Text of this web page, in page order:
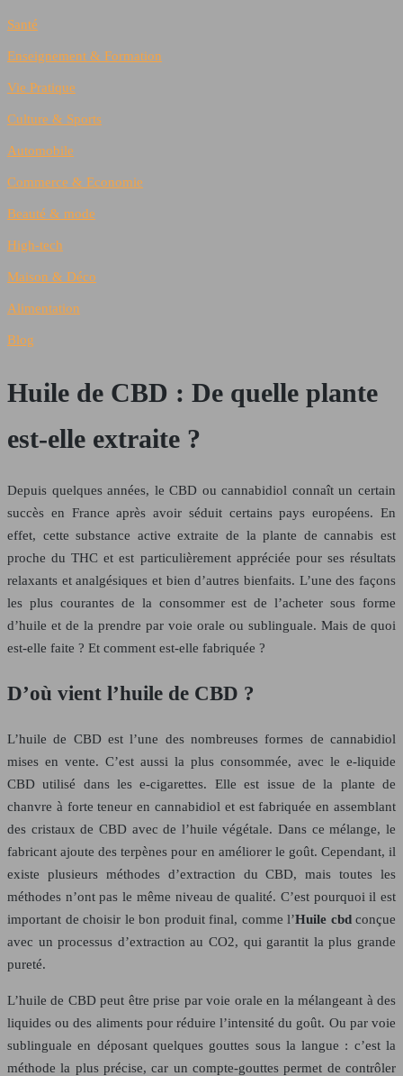
Santé
Enseignement & Formation
Vie Pratique
Culture & Sports
Automobile
Commerce & Economie
Beauté & mode
High-tech
Maison & Déco
Alimentation
Blog
Huile de CBD : De quelle plante
est-elle extraite ?
Depuis quelques années, le CBD ou cannabidiol connaît un certain
succès en France après avoir séduit certains pays européens. En
effet, cette substance active extraite de la plante de cannabis est
proche du THC et est particulièrement appréciée pour ses résultats
relaxants et analgésiques et bien d’autres bienfaits. L’une des façons
les plus courantes de la consommer est de l’acheter sous forme
d’huile et de la prendre par voie orale ou sublinguale. Mais de quoi
est-elle faite ? Et comment est-elle fabriquée ?
D’où vient l’huile de CBD ?
L’huile de CBD est l’une des nombreuses formes de cannabidiol
mises en vente. C’est aussi la plus consommée, avec le e-liquide
CBD utilisé dans les e-cigarettes. Elle est issue de la plante de
chanvre à forte teneur en cannabidiol et est fabriquée en assemblant
des cristaux de CBD avec de l’huile végétale. Dans ce mélange, le
fabricant ajoute des terpènes pour en améliorer le goût. Cependant, il
existe plusieurs méthodes d’extraction du CBD, mais toutes les
méthodes n’ont pas le même niveau de qualité. C’est pourquoi il est
important de choisir le bon produit final, comme l’Huile cbdconçue
avec un processus d’extraction au CO2, qui garantit la plus grande
pureté.
L’huile de CBD peut être prise par voie orale en la mélangeant à des
liquides ou des aliments pour réduire l’intensité du goût. Ou par voie
sublinguale en déposant quelques gouttes sous la langue : c’est la
méthode la plus précise, car un compte-gouttes permet de contrôler